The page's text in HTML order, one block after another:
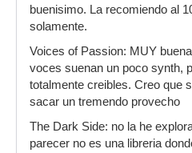
buenisimo. La recomiendo al
solamente.
Voices of Passion: MUY
voces suenan un poco synth,
totalmente creibles. Creo que
sacar un tremendo provecho
The Dark Side: no la he
parecer no es una libreria